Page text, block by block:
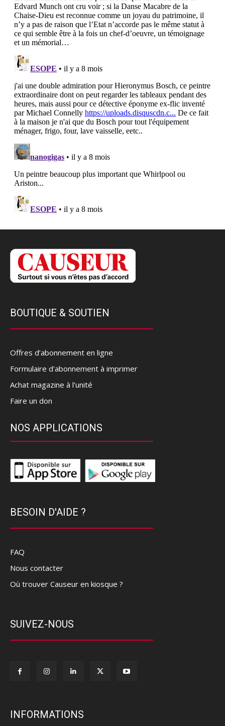
BOUTIQUE & SOUTIEN
Offres d’abonnement en ligne
Formulaire d'abonnement à imprimer
Achat magazine à l'unité
Faire un don
NOS APPLICATIONS
BESOIN D'AIDE ?
FAQ
Nous contacter
Où trouver Causeur en kiosque ?
SUIVEZ-NOUS
INFORMATIONS